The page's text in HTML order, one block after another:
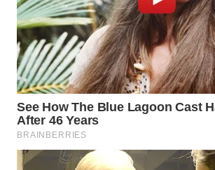
KUNINGAN
WN
MAJALENGKA
WN
SUBANG
WN
SUKABUMI